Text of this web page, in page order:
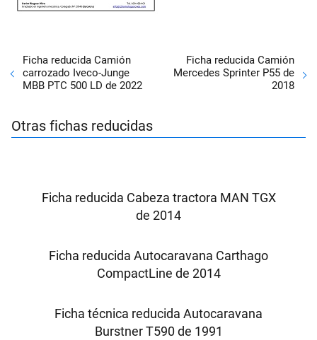
Ficha reducida Camión
carrozado Iveco-Junge
MBB PTC 500 LD de 2022
Ficha reducida Camión
Mercedes Sprinter P55 de
2018
Otras fichas reducidas
Ficha reducida Cabeza tractora MAN TGX
de 2014
Ficha reducida Autocaravana Carthago
CompactLine de 2014
Ficha técnica reducida Autocaravana
Burstner T590 de 1991